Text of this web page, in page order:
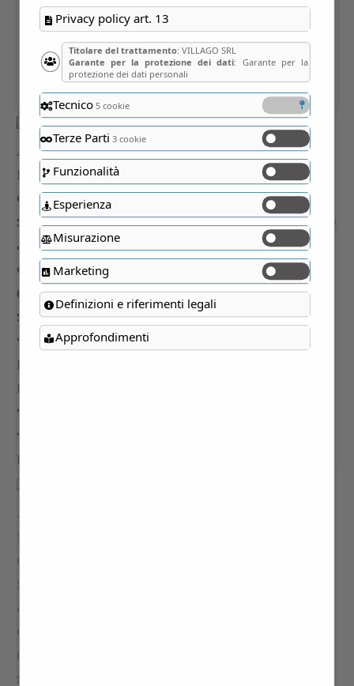
Privacy policy art. 13
Titolare del trattamento: VILLAGO SRL
Garante per la protezione dei dati: Garante per la
protezione dei dati personali
Tecnico5 cookie
Terze Parti 3 cookie
Funzionalità
Esperienza
Misurazione
Marketing
Definizioni e riferimenti legali
Approfondimenti